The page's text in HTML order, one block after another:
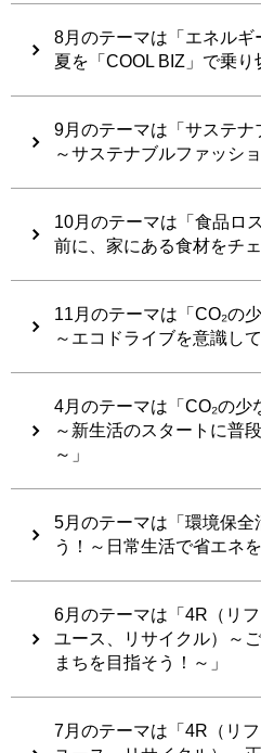
8月のテーマは「エネル
夏を「COOL BIZ」で乗り
9月のテーマは「サステナ
～サステナブルファッシ
10月のテーマは「食品ロ
前に、家にある食材をチェ
11月のテーマは「CO₂の
～エコドライブを意識し
4月のテーマは「CO₂の少
～新生活のスタートに普
～」
5月のテーマは「環境保全
う！～日常生活で省エネ
6月のテーマは「4R（リ
ユース、リサイクル）～
まちを目指そう！～」
7月のテーマは「4R（リ